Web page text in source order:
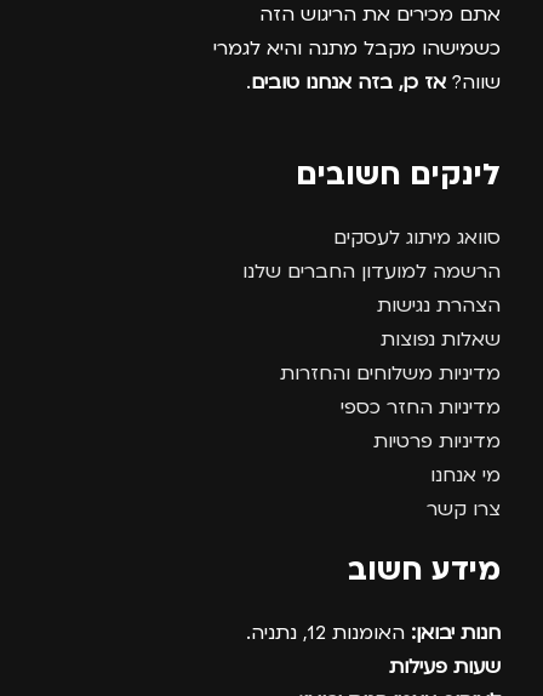
אתם מכירים את הריגוש הזה
כשמישהו מקבל מתנה והיא לגמרי
שווה? אז כן, בזה אנחנו טובים.
לינקים חשובים
סוואג מיתוג לעסקים
הרשמה למועדון החברים שלנו
הצהרת נגישות
שאלות נפוצות
מדיניות משלוחים והחזרות
מדיניות החזר כספי
מדיניות פרטיות
מי אנחנו
צרו קשר
מידע חשוב
חנות יבואן: האומנות 12, נתניה.
שעות פעילות